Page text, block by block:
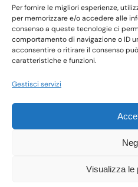
Per fornire le migliori esperienze,
per memorizzare e/o accedere alle
consenso a queste tecnologie ci
comportamento di navigazione o ID
acconsentire o ritirare il consenso
caratteristiche e funzioni.
Gestisci servizi
Visualizza le
© Copyright 2011 - 2026 |